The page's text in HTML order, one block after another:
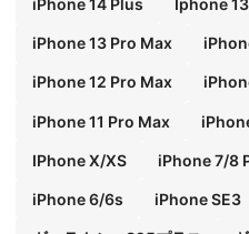
iPhone 14 Plus Iphone 13
iPhone 13 Pro Max
iPhone 12 Pro Max
iPhone 11 Pro Max
IPhone X/XS iPhone 7/8
iPhone 6/6s iPhone SE3